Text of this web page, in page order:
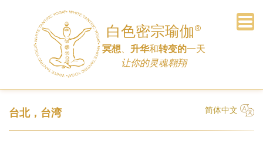
白色密宗瑜伽 ®
冥想 升华和转变的一天
让你的灵魂翱翔
主页
公告
车间
日程
联系
常见问题
历史
链接
订阅电子报
捐赠
台北，台湾
简体中文